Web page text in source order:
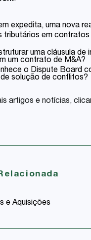
expedita, uma nova
tributários em contratos
uma cláusula de
um contrato de M&A?
o Dispute Board
solução de conflitos?
artigos e notícias,
e Aquisições